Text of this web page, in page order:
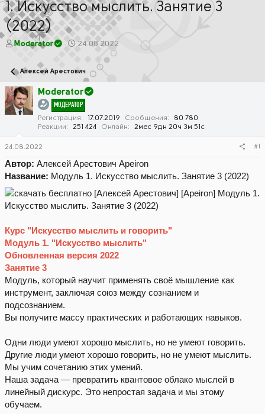
1. Искусство мыслить. Занятие 3
(2022)
А
о
р
т
е
Moderator
Д
а
а
ч
а
л
а
24.08.2022
Алексей Арестович
Moderator
МОДЕРАТОР
Регистрация 17.07.2019 Сообщения
80 780
Реакции
251 424 Онлайн 2мес 9дн 20ч 3м 51с
24.08.2022 #1
Автор: Алексей Арестович Apeiron
Название: Модуль 1. Искусство мыслить. Занятие 3 (2022)
Курс "Искусство мыслить и говорить"
Модуль 1. "Искусство мыслить"
Обновленная версия 2022
Занятие 3
Модуль, который научит применять своё мышление как
инструмент, заключая союз между сознанием и
подсознанием.
Вы получите массу практических и работающих навыков.
Одни люди умеют хорошо мыслить, но не умеют говорить.
Другие люди умеют хорошо говорить, но не умеют мыслить.
Мы учим сочетанию этих умений.
Наша задача — превратить квантовое облако мыслей в
линейный дискурс. Это непростая задача и мы этому
обучаем.